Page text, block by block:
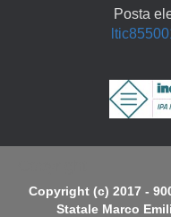
Posta
Copyright (c) 2017 -
Statale Marco